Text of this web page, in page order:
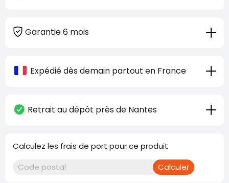
Garantie 6 mois
Expédié dès demain partout en France
Retrait au dépôt près de Nantes
Calculez les frais de port pour ce produit
Calculer